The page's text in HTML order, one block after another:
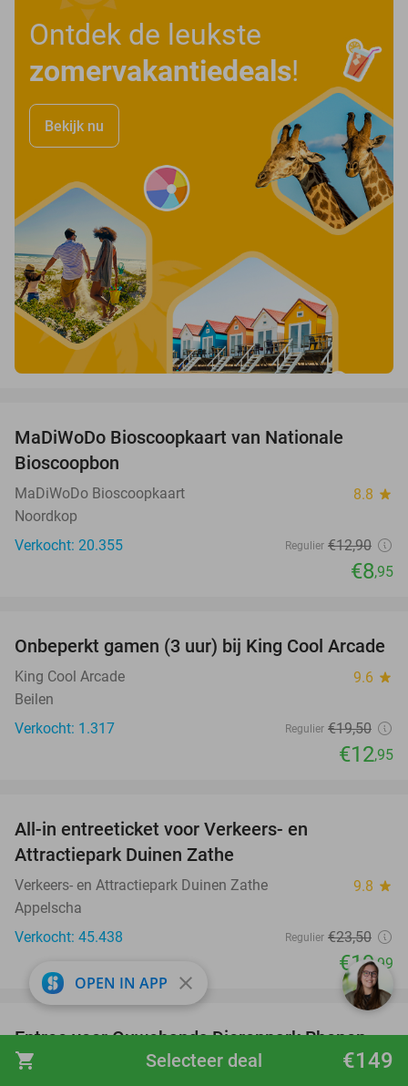
shopping_cart €149
Selecteer deal
Ontdek de leukste
zomervakantiedeals!
Bekijk nu
MaDiWoDo Bioscoopkaart van Nationale
Bioscoopbon
MaDiWoDo Bioscoopkaart 8.8 star
Noordkop
Verkocht: 20.355
Regulier €12,90
€8,95
34%
Onbeperkt gamen (3 uur) bij King Cool Arcade
King Cool Arcade 9.6 star
Beilen
Verkocht: 1.317
Regulier €19,50
€12,95
All-in entreeticket voor Verkeers- en
Attractiepark Duinen Zathe
Verkeers- en Attractiepark Duinen Zathe 9.8 star
Appelscha
Verkocht: 45.438
Regulier €23,50
€19,99
19%
favorite_border
Entree voor Ouwehands Dierenpark Rhenen
Ouwehands Dierenpark Rhenen 9.5star
OPEN IN APP close